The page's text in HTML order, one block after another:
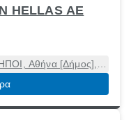
HELLAS ΑΕ
Αθήνα [Δήμος],